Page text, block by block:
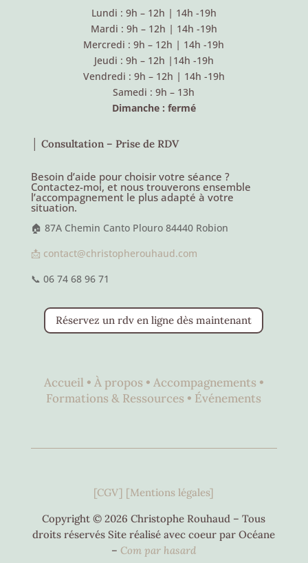
Lundi : 9h – 12h | 14h -19h
Mardi : 9h – 12h | 14h -19h
Mercredi : 9h – 12h | 14h -19h
Jeudi : 9h – 12h | 14h -19h
Vendredi : 9h – 12h | 14h -19h
Samedi : 9h – 13h
Dimanche : fermé
│ Consultation – Prise de RDV
Besoin d’aide pour choisir votre séance ?
Contactez-moi, et nous trouverons ensemble
l’accompagnement le plus adapté à votre
situation.
🏠 87A Chemin Canto Plouro 84440 Robion
📩 contact@christopherouhaud.com
📞 06 74 68 96 71
Réservez un rdv en ligne dès maintenant
Accueil • À propos • Accompagnements •
Formations & Ressources • Événements
[CGV] [Mentions légales]
Copyright © 2026 Christophe Rouhaud – Tous
droits réservés Site réalisé avec coeur par Océane
– Com par hasard